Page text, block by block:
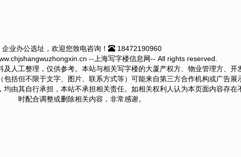
企业办公选址，欢迎您致电咨询！
18472190960
--上海写字楼信息网-- All rights reserved.
人工整理，仅供参考。本站与相关写字楼的大厦产权方、物业管理方、
括但不限于文字、图片、联系方式等）可能来自第三方合作机构或广告展
由其自行承担，本站不承担相关责任。如相关权利人认为本页面内容存
时配合调整或删除相关内容，非常感谢。